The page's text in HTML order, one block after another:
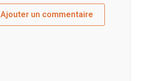
Ajouter un commentaire